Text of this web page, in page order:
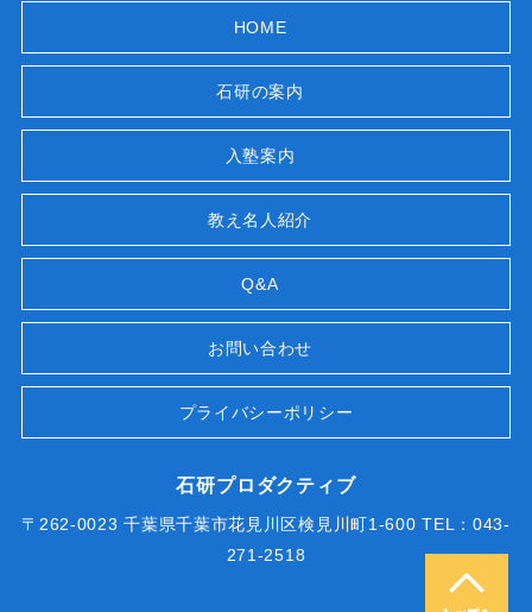
HOME
石研の案内
入塾案内
教え名人紹介
Q&A
お問い合わせ
プライバシーポリシー
石研プロダクティブ
〒262-0023 千葉県千葉市花見川区検見川町1-600 TEL：043-
271-2518